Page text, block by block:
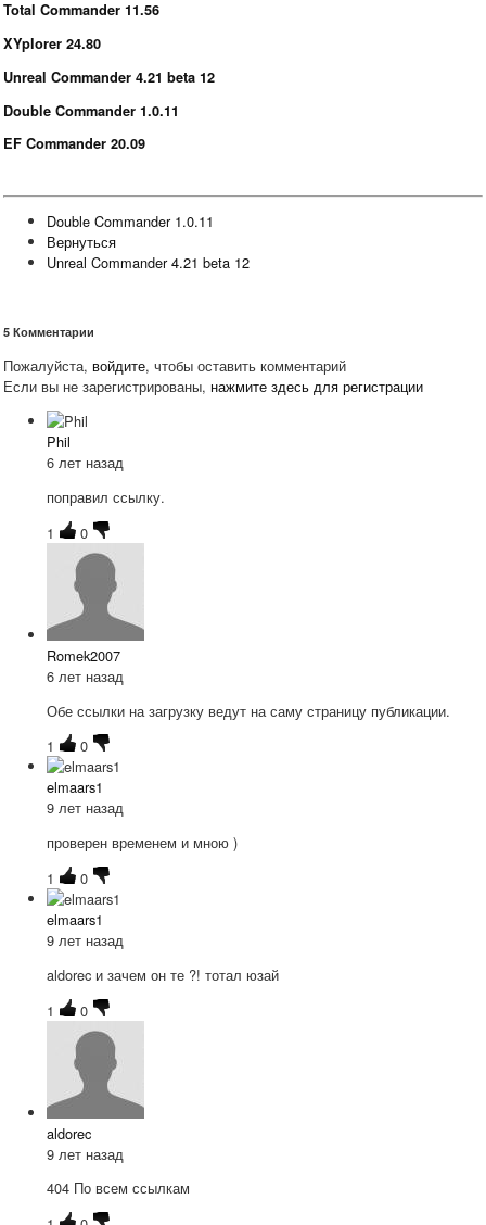
Total Commander 11.56
XYplorer 24.80
Unreal Commander 4.21 beta 12
Double Commander 1.0.11
EF Commander 20.09
Double Commander 1.0.11
Вернуться
Unreal Commander 4.21 beta 12
5 Комментарии
Пожалуйста, войдите, чтобы оставить комментарий
Если вы не зарегистрированы, нажмите здесь для регистрации
Phil
6 лет назад
поправил ссылку.
1
0
Romek2007
6 лет назад
Обе ссылки на загрузку ведут на саму страницу публикации.
1
0
elmaars1
9 лет назад
проверен временем и мною )
1
0
elmaars1
9 лет назад
aldorec и зачем он те ?! тотал юзай
1
0
aldorec
9 лет назад
404 По всем ссылкам